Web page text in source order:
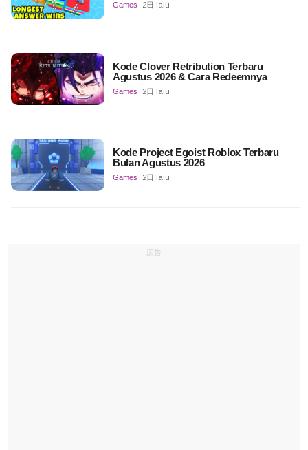
Games 2日 lalu
Kode Clover Retribution Terbaru
Agustus 2026 & Cara Redeemnya
Games 2日 lalu
Kode Project Egoist Roblox Terbaru
Bulan Agustus 2026
Games 2日 lalu
広告